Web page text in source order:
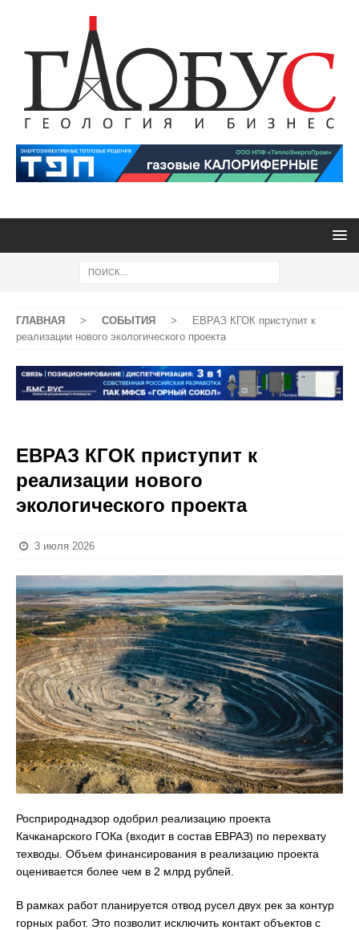
ГЛАВНАЯ > СОБЫТИЯ >
ЕВРАЗ КГОК приступит к
реализации нового экологического проекта
ЕВРАЗ КГОК приступит к
реализации нового
экологического проекта
3 июля 2026
Росприроднадзор одобрил реализацию проекта
Качканарского ГОКа (входит в состав ЕВРАЗ) по перехвату
техводы. Объем финансирования в реализацию проекта
оценивается более чем в 2 млрд рублей.
В рамках работ планируется отвод русел двух рек за контур
горных работ. Это позволит исключить контакт объектов с